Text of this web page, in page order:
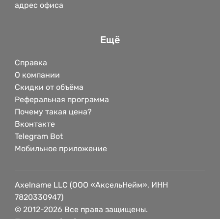
адрес офиса
Ещё
Справка
О компании
Скидки от объёма
Реферальная программа
Почему такая цена?
Вконтакте
Telegram Bot
Мобильное приложение
Axelname LLC (ООО «АксельНейм», ИНН
7820330947)
© 2012-2026 Все права защищены.